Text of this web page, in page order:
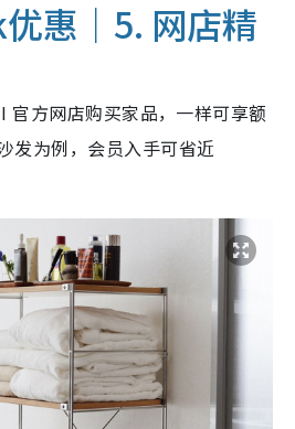
惠｜5. 网店精
官方网店购买家品，一样可享额
发为例，会员入手可省近